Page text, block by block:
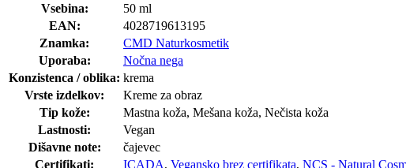
Vsebina:
50 ml
EAN:
4028719613195
Znamka:
CMD Naturkosmetik
Uporaba:
Nočna nega
Konzistenca / oblika: krema
Vrste izdelkov:
Kreme za obraz
Tip kože:
Mastna koža, Mešana koža, Nečista koža
Lastnosti:
Vegan
Dišavne note:
čajevec
Certifikati:
ICADA, Vegansko brez certifikata, NCS - Natural